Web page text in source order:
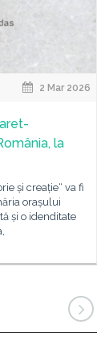
2 Mar 2026
la
și creație“ va fi
orașului
și o idenditate